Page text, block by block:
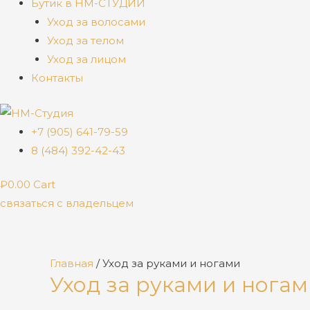
Бутик в НМ-СТУДИИ
Уход за волосами
Уход за телом
Уход за лицом
Контакты
+7 (905) 641-79-59
8 (484) 392-42-43
₽0.00 Cart
связаться с владельцем
Главная / Уход за руками и ногами
Уход за руками и